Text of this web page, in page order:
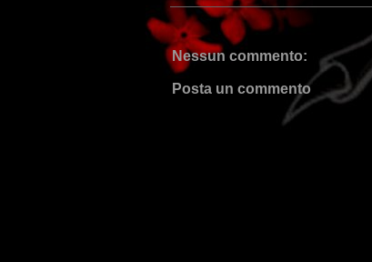
Nessun commento:
Posta un commento